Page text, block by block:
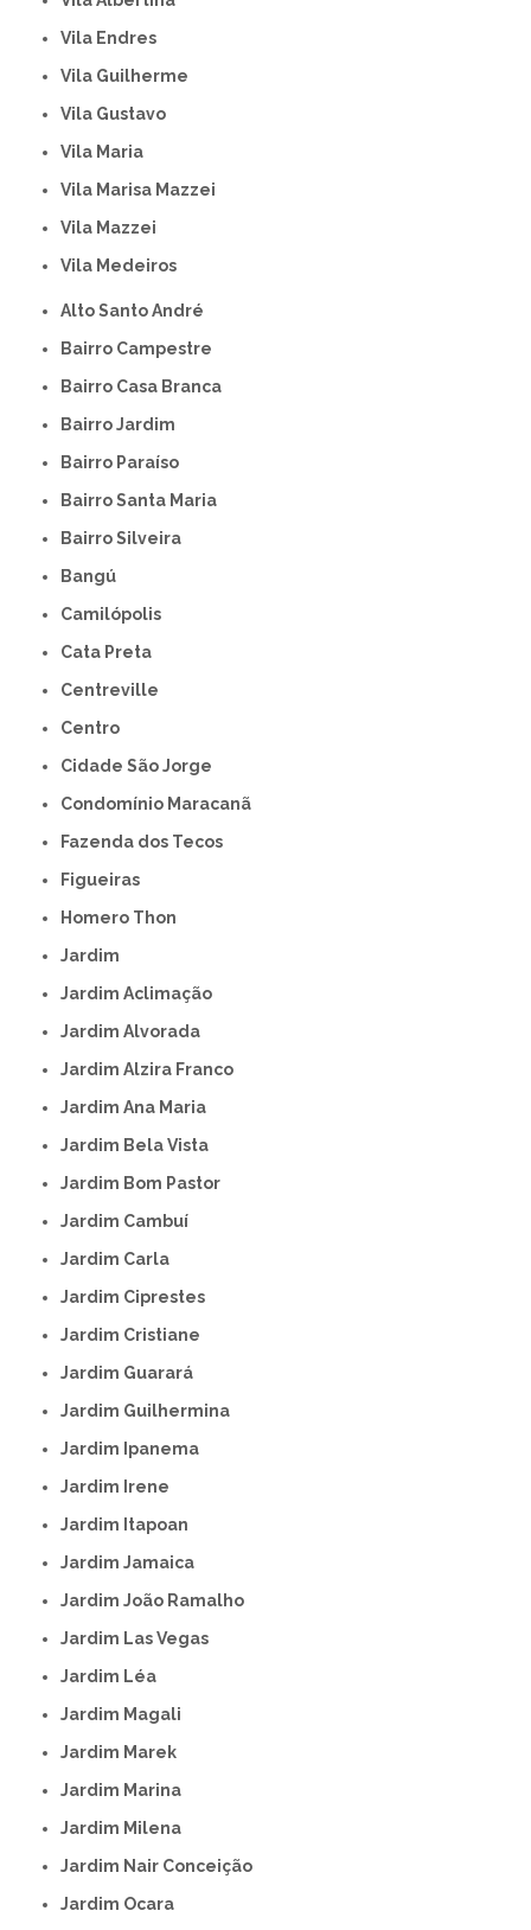
Vila Endres
Vila Guilherme
Vila Gustavo
Vila Maria
Vila Marisa Mazzei
Vila Mazzei
Vila Medeiros
Alto Santo André
Bairro Campestre
Bairro Casa Branca
Bairro Jardim
Bairro Paraíso
Bairro Santa Maria
Bairro Silveira
Bangú
Camilópolis
Cata Preta
Centreville
Centro
Cidade São Jorge
Condomínio Maracanã
Fazenda dos Tecos
Figueiras
Homero Thon
Jardim
Jardim Aclimação
Jardim Alvorada
Jardim Alzira Franco
Jardim Ana Maria
Jardim Bela Vista
Jardim Bom Pastor
Jardim Cambuí
Jardim Carla
Jardim Ciprestes
Jardim Cristiane
Jardim Guarará
Jardim Guilhermina
Jardim Ipanema
Jardim Irene
Jardim Itapoan
Jardim Jamaica
Jardim João Ramalho
Jardim Las Vegas
Jardim Léa
Jardim Magali
Jardim Marek
Jardim Marina
Jardim Milena
Jardim Nair Conceição
Jardim Ocara